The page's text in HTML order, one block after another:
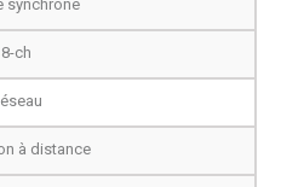
synchrone
8-ch
à distance